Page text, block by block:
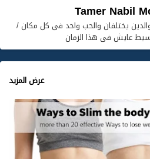
Tamer Nabil
والدين يختلفان والحب واحد فى كل مكان /
عايش فى هذا الزمان
عرض المزيد